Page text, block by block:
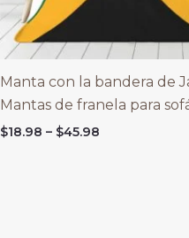
Manta con la bandera de
Mantas de franela para
$18.98 – $45.98